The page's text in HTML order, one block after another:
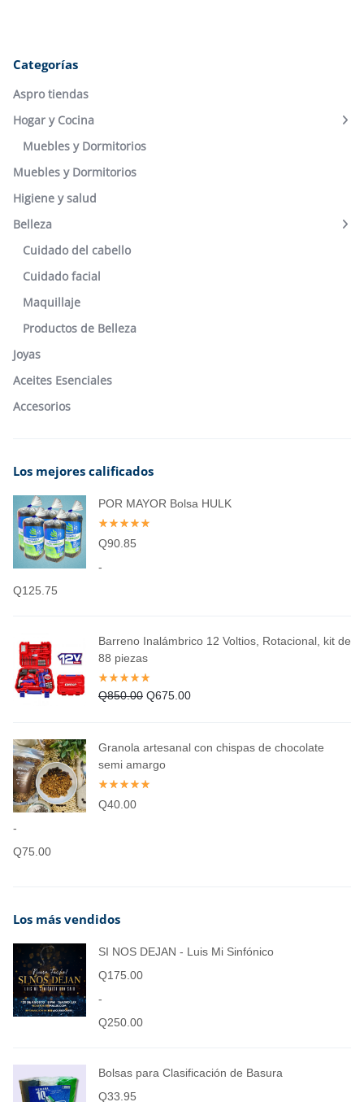
Categorías
Aspro tiendas
Hogar y Cocina
Muebles y Dormitorios
Muebles y Dormitorios
Higiene y salud
Belleza
Cuidado del cabello
Cuidado facial
Maquillaje
Productos de Belleza
Joyas
Aceites Esenciales
Accesorios
Los mejores calificados
POR MAYOR Bolsa HULK
Q90.85
-
Q125.75
Barreno Inalámbrico 12 Voltios, Rotacional, kit de
88 piezas
Q850.00 Q675.00
Granola artesanal con chispas de chocolate
semi amargo
Q40.00
-
Q75.00
Los más vendidos
SI NOS DEJAN - Luis Mi Sinfónico
Q175.00
-
Q250.00
Bolsas para Clasificación de Basura
Q33.95